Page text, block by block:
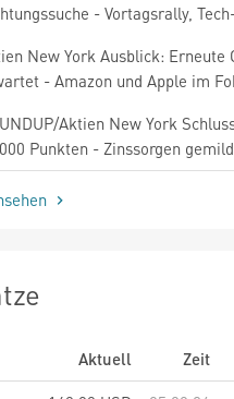
- Vortagsrally,
New York Ausblick: Erneute
- Amazon und Apple im
Aktien New York
Punkten - Zinssorgen
Aktuell
Zeit